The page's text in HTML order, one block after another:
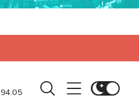
94.05